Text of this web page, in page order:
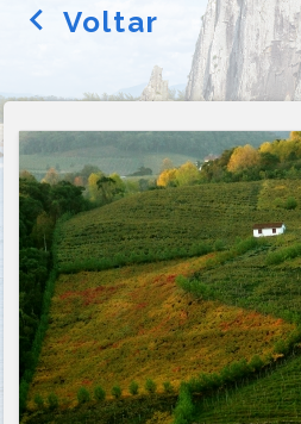
arrow_back_ios Voltar